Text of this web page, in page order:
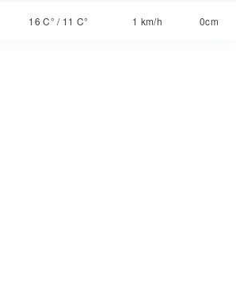
16 C° / 11 C° 1 km/h 0cm